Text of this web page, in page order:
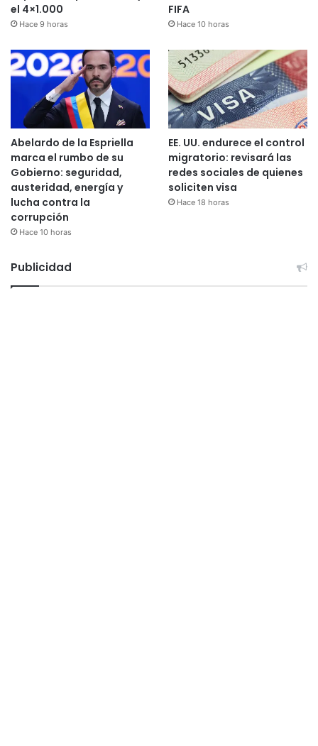
el 4×1.000
Hace 9 horas
FIFA
Hace 10 horas
Abelardo de la Espriella
marca el rumbo de su
Gobierno: seguridad,
austeridad, energía y
lucha contra la
corrupción
Hace 10 horas
EE. UU. endurece el control
migratorio: revisará las
redes sociales de quienes
soliciten visa
Hace 18 horas
Publicidad